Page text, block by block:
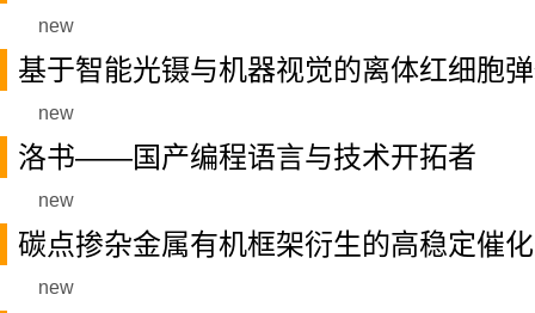
new
基于智能光镊与机器视觉的离体红细胞
new
洛书——国产编程语言与技术开拓者
new
碳点掺杂金属有机框架衍生的高稳定催
new